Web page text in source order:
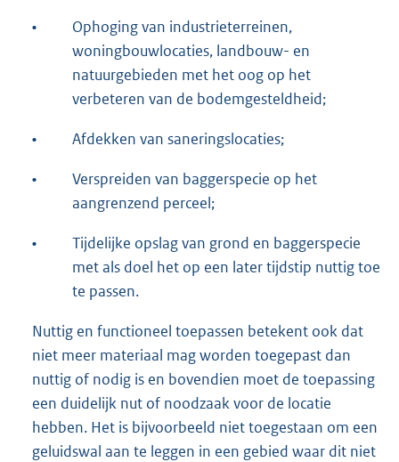
•
Ophoging van industrieterreinen,
woningbouwlocaties, landbouw- en
natuurgebieden met het oog op het
verbeteren van de bodemgesteldheid;
• Afdekken van saneringslocaties;
•
Verspreiden van baggerspecie op het
aangrenzend perceel;
•
Tijdelijke opslag van grond en baggerspecie
met als doel het op een later tijdstip nuttig toe
te passen.
Nuttig en functioneel toepassen betekent ook dat
niet meer materiaal mag worden toegepast dan
nuttig of nodig is en bovendien moet de toepassing
een duidelijk nut of noodzaak voor de locatie
hebben. Het is bijvoorbeeld niet toegestaan om een
geluidswal aan te leggen in een gebied waar dit niet